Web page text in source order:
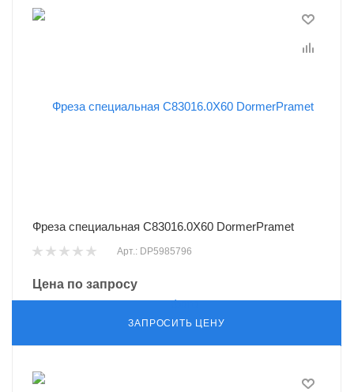
Фреза специальная C83016.0X60 DormerPramet
Арт.: DP5985796
Цена по запросу
ЗАПРОСИТЬ ЦЕНУ